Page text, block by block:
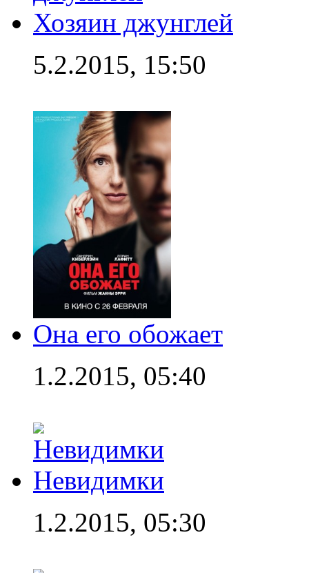
Хозяин джунглей
5.2.2015, 15:50
Она его обожает
1.2.2015, 05:40
Невидимки
1.2.2015, 05:30